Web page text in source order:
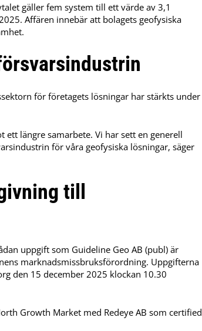
gäller fem system till ett värde av 3,1
Affären innebär att bolagets geofysiska
för företagets lösningar har stärkts under
längre samarbete. Vi har sett en generell
för våra geofysiska lösningar, säger
till
uppgift som Guideline Geo AB (publ) är
marknadsmissbruksförordning. Uppgifterna
den 15 december 2025 klockan 10.30
Growth Market med Redeye AB som certified